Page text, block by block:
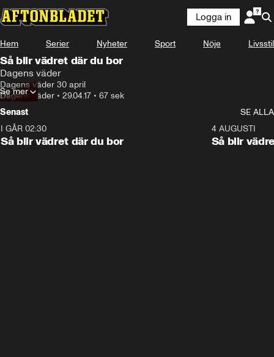
Logga in
Hem Serier Nyheter Sport Nöje Livsstil
Så blir vädret där du bor
Dagens väder
Dagens väder 30 april
Dagens väder • 29.04.17 • 67 sek
Se mer
Senast
SE ALLA
I GÅR 02:30
Så blir vädret där du bor
4 AUGUSTI
Så blir